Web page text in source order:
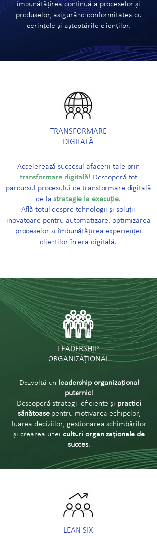
îmbunătățirea continuă a proceselor și
produselor, asigurând conformitatea cu
cerințele și așteptările clienților.
TRANSFORMARE
DIGITALĂ
Accelerează succesul afacerii tale prin
transformare digitală! Descoperă tot
parcursul procesului de transformare digitală
de la strategie la execuție.
Află totul despre tehnologii și soluții
inovatoare pentru automatizare, optimizarea
proceselor și îmbunătățirea experienței
clienților în era digitală.
LEADERSHIP
ORGANIZAȚIONAL
Dezvoltă un leadership organizațional
puternic!
Descoperă strategii eficiente și practici
sănătoasepentru motivarea echipelor,
luarea deciziilor, gestionarea schimbărilor
și crearea unei culturi organizaționale de
succes.
LEAN SIX